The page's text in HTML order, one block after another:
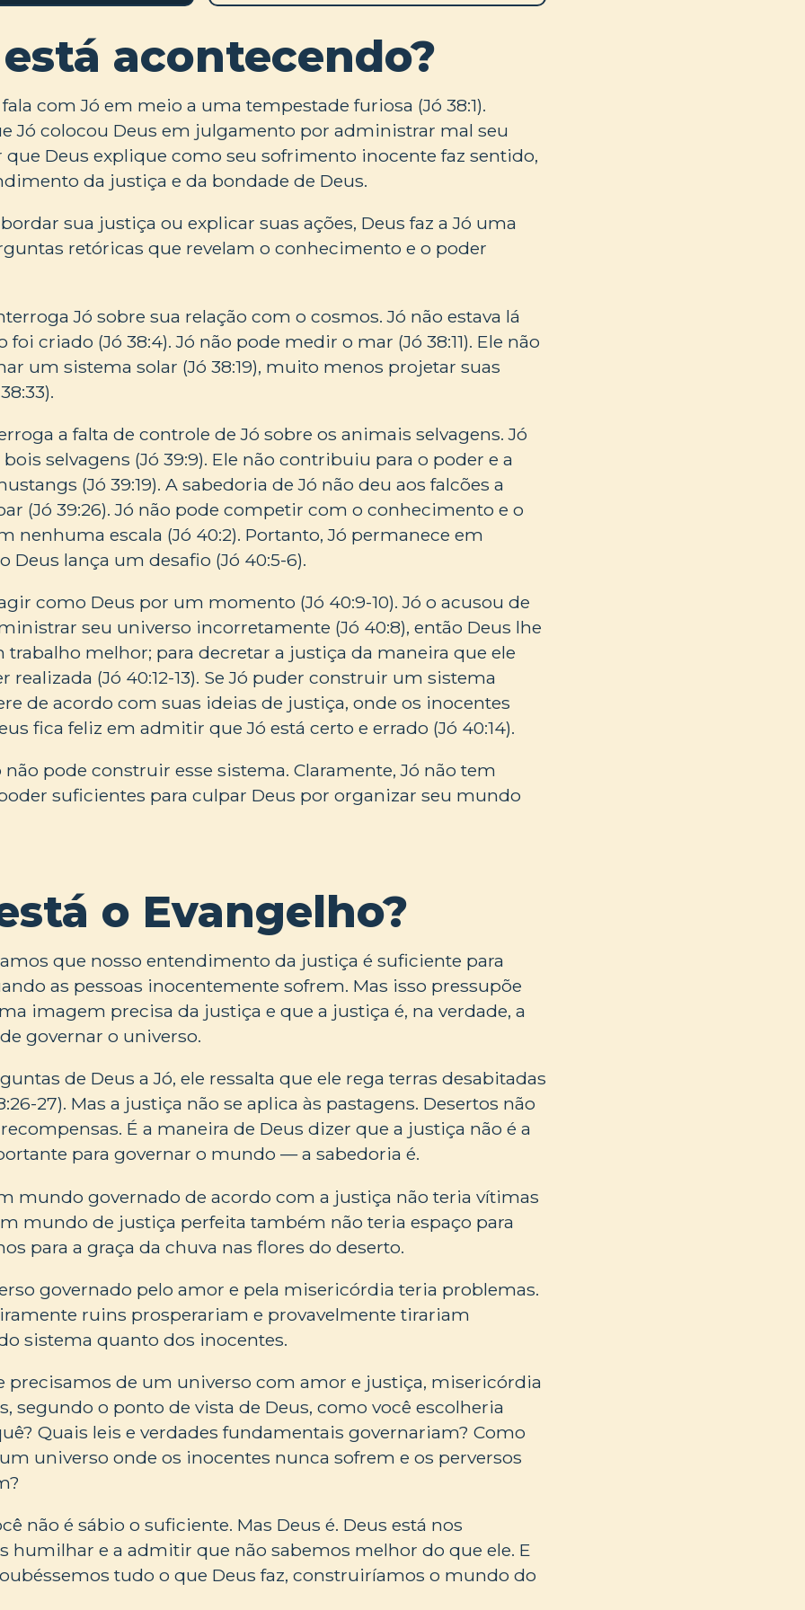
acontecendo?
com Jó em meio a uma tempestade furiosa (Jó 38:1).
Jó colocou Deus em julgamento por administrar mal seu
que Deus explique como seu sofrimento inocente faz sentido,
da justiça e da bondade de Deus.
sua justiça ou explicar suas ações, Deus faz a Jó uma
retóricas que revelam o conhecimento e o poder
Jó sobre sua relação com o cosmos. Jó não estava lá
criado (Jó 38:4). Jó não pode medir o mar (Jó 38:11). Ele não
um sistema solar (Jó 38:19), muito menos projetar suas
a falta de controle de Jó sobre os animais selvagens. Jó
selvagens (Jó 39:9). Ele não contribuiu para o poder e a
(Jó 39:19). A sabedoria de Jó não deu aos falcões a
(Jó 39:26). Jó não pode competir com o conhecimento e o
nenhuma escala (Jó 40:2). Portanto, Jó permanece em
Deus lança um desafio (Jó 40:5-6).
como Deus por um momento (Jó 40:9-10). Jó o acusou de
seu universo incorretamente (Jó 40:8), então Deus lhe
trabalho melhor; para decretar a justiça da maneira que ele
realizada (Jó 40:12-13). Se Jó puder construir um sistema
de acordo com suas ideias de justiça, onde os inocentes
fica feliz em admitir que Jó está certo e errado (Jó 40:14).
não pode construir esse sistema. Claramente, Jó não tem
suficientes para culpar Deus por organizar seu mundo
o Evangelho?
que nosso entendimento da justiça é suficiente para
as pessoas inocentemente sofrem. Mas isso pressupõe
imagem precisa da justiça e que a justiça é, na verdade, a
governar o universo.
de Deus a Jó, ele ressalta que ele rega terras desabitadas
27). Mas a justiça não se aplica às pastagens. Desertos não
É a maneira de Deus dizer que a justiça não é a
para governar o mundo — a sabedoria é.
mundo governado de acordo com a justiça não teria vítimas
mundo de justiça perfeita também não teria espaço para
para a graça da chuva nas flores do deserto.
governado pelo amor e pela misericórdia teria problemas.
ruins prosperariam e provavelmente tirariam
sistema quanto dos inocentes.
precisamos de um universo com amor e justiça, misericórdia
segundo o ponto de vista de Deus, como você escolheria
Quais leis e verdades fundamentais governariam? Como
universo onde os inocentes nunca sofrem e os perversos
não é sábio o suficiente. Mas Deus é. Deus está nos
humilhar e a admitir que não sabemos melhor do que ele. E
tudo o que Deus faz, construiríamos o mundo do